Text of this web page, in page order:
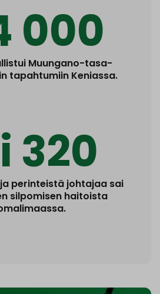
000
Muungano-tasa-
tapahtumiin Keniassa.
320
perinteistä johtajaa sai
silpomisen haitoista